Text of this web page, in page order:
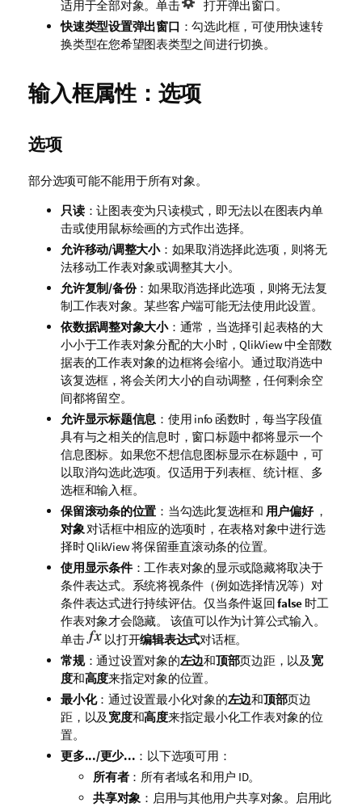
适用于全部对象。单击
打开弹出窗口。
快速类型设置弹出窗口 ：勾选此框，可使用快速转
换类型在您希望图表类型之间进行切换。
输入框属性：选项
选项
部分选项可能不能用于所有对象。
只读：让图表变为只读模式，即无法以在图表内单
击或使用鼠标绘画的方式作出选择。
允许移动/调整大小：如果取消选择此选项，则将无
法移动工作表对象或调整其大小。
允许复制/备份：如果取消选择此选项，则将无法复
制工作表对象。某些客户端可能无法使用此设置。
依数据调整对象大小：通常，当选择引起表格的大
小小于工作表对象分配的大小时，QlikView 中全部数
据表的工作表对象的边框将会缩小。通过取消选中
该复选框，将会关闭大小的自动调整，任何剩余空
间都将留空。
允许显示标题信息 ：使用 info 函数时，每当字段值
具有与之相关的信息时，窗口标题中都将显示一个
信息图标。如果您不想信息图标显示在标题中，可
以取消勾选此选项。仅适用于列表框、统计框、多
选框和输入框。
保留滚动条的位置 ：当勾选此复选框和 用户偏好 ，
对象对话框中相应的选项时，在表格对象中进行选
择时 QlikView 将保留垂直滚动条的位置。
使用显示条件：工作表对象的显示或隐藏将取决于
条件表达式。系统将视条件（例如选择情况等）对
条件表达式进行持续评估。仅当条件返回false 时工
作表对象才会隐藏。 该值可以作为计算公式输入。
单击
以打开编辑表达式对话框。
常规：通过设置对象的左边和顶部页边距，以及 宽
度和高度来指定对象的位置。
最小化：通过设置最小化对象的左边和顶部页边
距，以及 宽度和高度来指定最小化工作表对象的位
置。
更多.../更少... ：以下选项可用：
所有者：所有者域名和用户 ID。
共享对象 ：启用与其他用户共享对象。启用此